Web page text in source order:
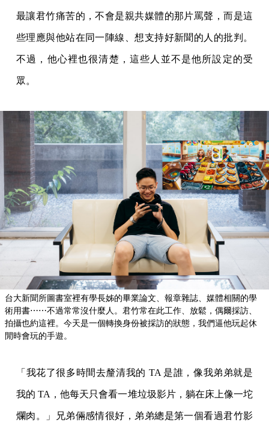
最讓君竹痛苦的，不會是親共媒體的那片罵聲，而是這
些理應與他站在同一陣線、想支持好新聞的人的批判。
不過，他心裡也很清楚，這些人並不是他所設定的受
眾。
台大新聞所圖書室裡有學長姊的畢業論文、報章雜誌、媒體相關的學
術用書⋯⋯不過常常沒什麼人。君竹常在此工作、放鬆，偶爾採訪、
拍攝也約這裡。今天是一個轉換身份被採訪的狀態，我們逼他玩起休
閒時會玩的手遊。
「我花了很多時間去釐清我的 TA 是誰，像我弟弟就是
我的 TA，他每天只會看一堆垃圾影片，躺在床上像一坨
爛肉。」兄弟倆感情很好，弟弟總是第一個看過君竹影